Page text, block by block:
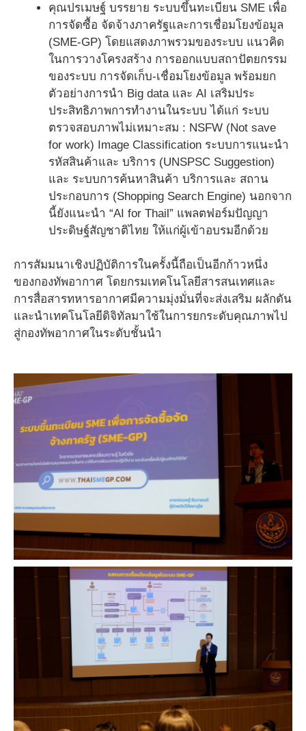
คุณปรเมษฐ์ บรรยาย ระบบขึ้นทะเบียน SME เพื่อ
การจัดซื้อ จัดจ้างภาครัฐและการเชื่อมโยงข้อมูล
(SME-GP) โดยแสดงภาพรวมของระบบ แนวคิด
ในการวางโครงสร้าง การออกแบบสถาปัตยกรรม
ของระบบ การจัดเก็บ-เชื่อมโยงข้อมูล พร้อมยก
ตัวอย่างการนำ Big data และ AI เสริมประ
ประสิทธิภาพการทำงานในระบบ ได้แก่ ระบบ
ตรวจสอบภาพไม่เหมาะสม : NSFW (Not save
for work) Image Classification ระบบการแนะนํา
รหัสสินค้าและ บริการ (UNSPSC Suggestion)
และ ระบบการค้นหาสินค้า บริการและ สถาน
ประกอบการ (Shopping Search Engine) นอกจาก
นี้ยังแนะนำ “AI for Thail” แพลตฟอร์มปัญญา
ประดิษฐ์สัญชาติไทย ให้แก่ผู้เข้าอบรมอีกด้วย
การสัมมนาเชิงปฏิบัติการในครั้งนี้ถือเป็นอีกก้าวหนึ่ง
ของกองทัพอากาศ โดยกรมเทคโนโลยีสารสนเทศและ
การสื่อสารทหารอากาศมีความมุ่งมั่นที่จะส่งเสริม ผลักดัน
และนำเทคโนโลยีดิจิทัลมาใช้ในการยกระดับคุณภาพไป
สู่กองทัพอากาศในระดับชั้นนำ